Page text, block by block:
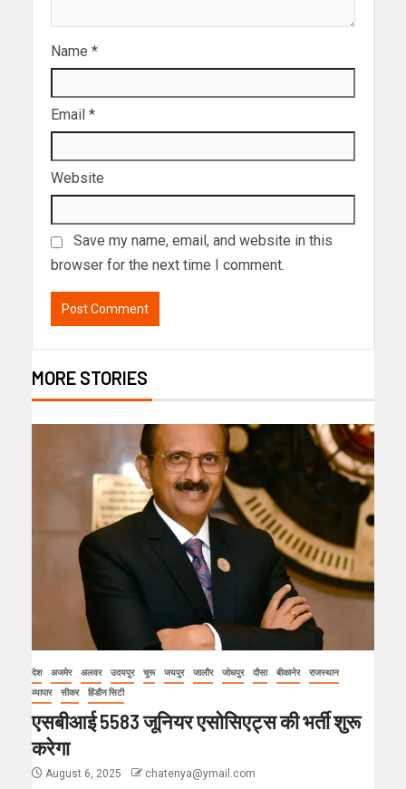
Name *
Email *
Website
Save my name, email, and website in this
browser for the next time I comment.
MORE STORIES
देश अजमेर अलवर उदयपुर चूरू जयपुर जालौर जोधपुर दौसा बीकानेर
राजस्थान
व्यापार
सीकर हिंडौन सिटी
एसबीआई 5583 जूनियर एसोसिएट्स की भर्ती शुरू
करेगा
August 6, 2025 chatenya@ymail.com